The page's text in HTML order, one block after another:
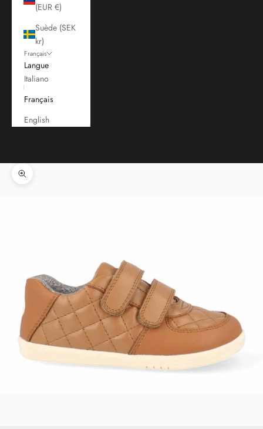
(EUR €)
Suède (SEK
kr)
Français
Langue
Italiano
Français
English
Zoomer sur l'image